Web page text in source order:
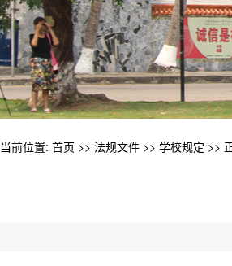
当前位置: 首页 >> 法规文件 >> 学校规定 >>